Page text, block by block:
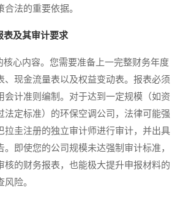
法的重要依据。
表及其审计要求
心内容。您需要准备上一完整财务年度
、现金流量表以及权益变动表。报表必须
会计准则编制。对于达到一定规模（如资
法定标准）的环保空调公司，法律可能强
拉圭注册的独立审计师进行审计，并出具
即使您的公司规模未达强制审计标准，
核的财务报表，也能极大提升申报材料的
险。